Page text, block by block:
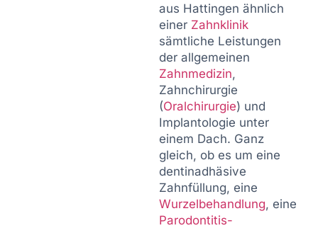
aus Hattingen ähnlich
einer Zahnklinik
sämtliche Leistungen
der allgemeinen
Zahnmedizin,
Zahnchirurgie
(Oralchirurgie) und
Implantologie unter
einem Dach. Ganz
gleich, ob es um eine
dentinadhäsive
Zahnfüllung, eine
Wurzelbehandlung, eine
Parodontitis-